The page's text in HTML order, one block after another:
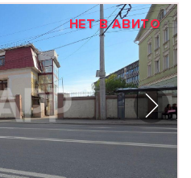
НЕТ В АВИТО